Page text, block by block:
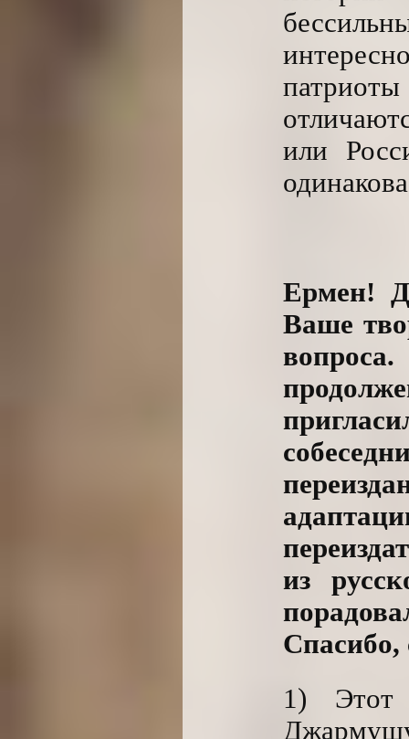
или
Ермен!
Ваше
из
1) Этот